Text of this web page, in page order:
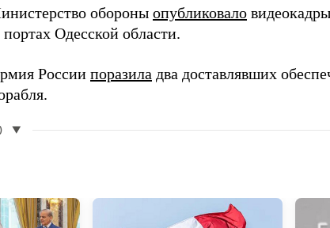
обороны опубликовало
Одесской области.
России поразила два доставлявших
▼